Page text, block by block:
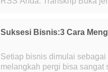
Suksesi Bisnis:3 Cara
Setiap bisnis dimulai
melangkah pergi bisa sangat